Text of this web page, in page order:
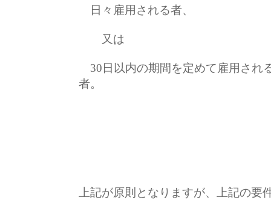
日々雇用される者、
又は
30日以内の期間を定めて雇用され
者。
上記が原則となりますが、上記の